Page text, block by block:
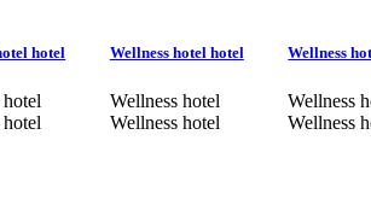
hotel Wellness hotel hotel
Wellness hotel
Wellness hotel
Wellness
Wellness
Wellness